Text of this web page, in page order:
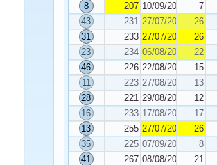
8
207 10/09/2022 7
43
231 27/07/2022 26
31
233 27/07/2022 26
23
234 06/08/2022 22
46
226 22/08/2022 15
11
223 27/08/2022 13
28
221 29/08/2022 12
16
233 17/08/2022 17
13
255 27/07/2022 26
35
225 07/09/2022 8
41
267 08/08/2022 21